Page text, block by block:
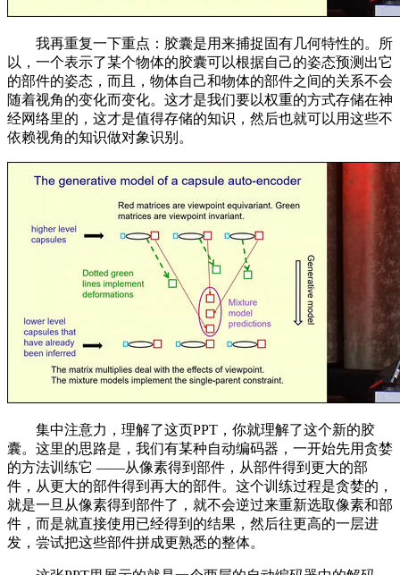
我再重复一下重点：胶囊是用来捕捉固有几何特性的。所
以，一个表示了某个物体的胶囊可以根据自己的姿态预测出它
的部件的姿态，而且，物体自己和物体的部件之间的关系不会
随着视角的变化而变化。这才是我们要以权重的方式存储在神
经网络里的，这才是值得存储的知识，然后也就可以用这些不
依赖视角的知识做对象识别。
集中注意力，理解了这页PPT，你就理解了这个新的胶
囊。这里的思路是，我们有某种自动编码器，一开始先用贪婪
的方法训练它 ——从像素得到部件，从部件得到更大的部
件，从更大的部件得到再大的部件。这个训练过程是贪婪的，
就是一旦从像素得到部件了，就不会逆过来重新选取像素和部
件，而是就直接使用已经得到的结果，然后往更高的一层进
发，尝试把这些部件拼成更熟悉的整体。